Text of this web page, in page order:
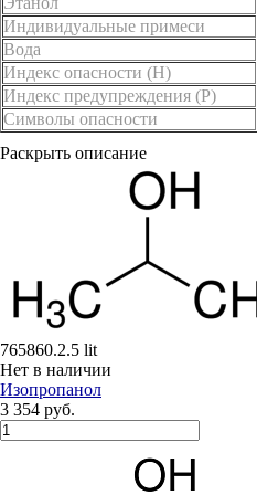
Индивидуальные примеси
Вода
Индекс опасности (H)
Индекс предупреждения (P)
Символы опасности
Раскрыть описание
765860.2.5 lit
Нет в наличии
Изопропанол
3 354 руб.